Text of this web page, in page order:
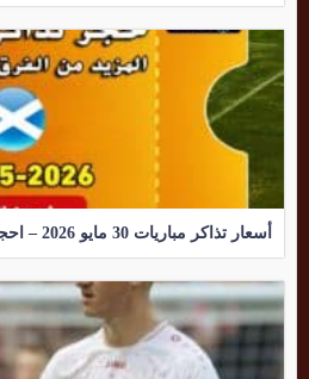
أسعار تذاكر مباريات 30 مايو 2026 – احجز مقعدك قبل النفاد